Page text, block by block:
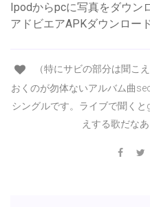
Ipodからpcに写真をダウン
アドビエアAPKダウンロー
（特にサビの部分は聞こ
おくのが勿体ないアルバム曲
シングルです。ライブで聞く
えする歌だな